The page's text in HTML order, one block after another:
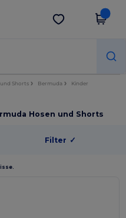
App holen
und Shorts Bermuda Kinder
Hosen und Shorts
Filter ✓